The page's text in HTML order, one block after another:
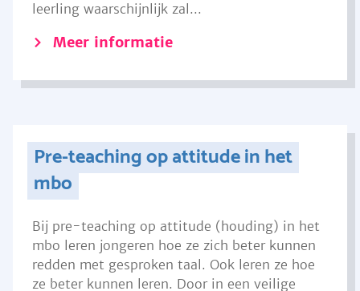
leerling waarschijnlijk zal...
Meer informatie
Pre-teaching op attitude in het
mbo
Bij pre-teaching op attitude (houding) in het
mbo leren jongeren hoe ze zich beter kunnen
redden met gesproken taal. Ook leren ze hoe
ze beter kunnen leren. Door in een veilige